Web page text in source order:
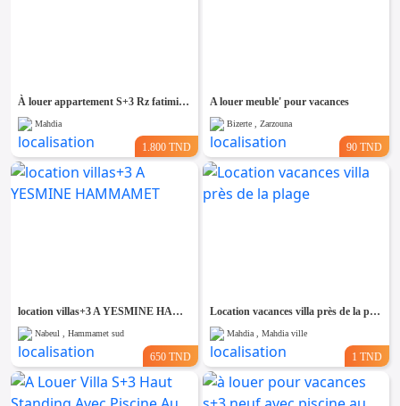
À louer appartement S+3 Rz fatimide neuf à Mahdia
Mahdia
1.800 TND
A louer meuble' pour vacances
Bizerte , Zarzouna
90 TND
location villas+3 A YESMINE HAMMAMET
Nabeul , Hammamet sud
650 TND
Location vacances villa près de la plage
Mahdia , Mahdia ville
1 TND